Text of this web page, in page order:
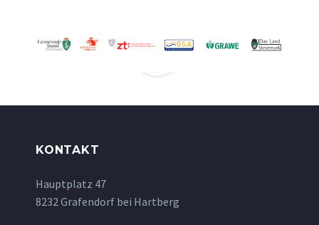
Steiermark und Kärnten
KONTAKT
Hauptplatz 47
8232 Grafendorf bei Hartberg